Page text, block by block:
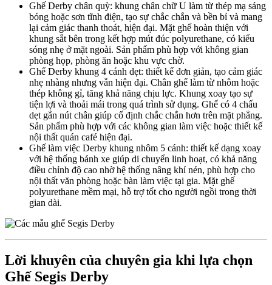
Ghế Derby chân quỳ: khung chân chữ U làm từ thép mạ sáng
bóng hoặc sơn tĩnh điện, tạo sự chắc chắn và bền bỉ và mang
lại cảm giác thanh thoát, hiện đại. Mặt ghế hoàn thiện với
khung sắt bên trong kết hợp mút đúc polyurethane, có kiểu
sóng nhẹ ở mặt ngoài. Sản phẩm phù hợp với không gian
phòng họp, phòng ăn hoặc khu vực chờ.
Ghế Derby khung 4 cánh dẹt: thiết kế đơn giản, tạo cảm giác
nhẹ nhàng nhưng vẫn hiện đại. Chân ghế làm từ nhôm hoặc
thép không gỉ, tăng khả năng chịu lực. Khung xoay tạo sự
tiện lợi và thoải mái trong quá trình sử dụng. Ghế có 4 chấu
dẹt gắn nút chân giúp cố định chắc chắn hơn trên mặt phẳng.
Sản phẩm phù hợp với các không gian làm việc hoặc thiết kế
nội thất quán café hiện đại.
Ghế làm việc Derby khung nhôm 5 cánh: thiết kế dạng xoay
với hệ thống bánh xe giúp di chuyển linh hoạt, có khả năng
điều chỉnh độ cao nhờ hệ thống nâng khí nén, phù hợp cho
nội thất văn phòng hoặc bàn làm việc tại gia. Mặt ghế
polyurethane mềm mại, hỗ trợ tốt cho người ngồi trong thời
gian dài.
Lời khuyên của chuyên gia khi lựa chọn
Ghế Segis Derby